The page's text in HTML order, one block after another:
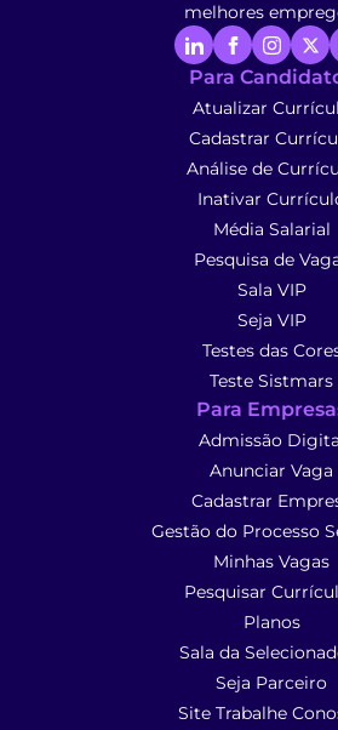
melhores
Para
Atualizar
Cadastrar
Análise de
Inativar
Média Salarial
Pesquisa de
Sala VIP
Seja VIP
Testes das
Teste Sistmars
Para
Admissão
Anunciar Vaga
Cadastrar
Gestão do Processo
Minhas Vagas
Pesquisar
Planos
Sala da
Seja Parceiro
Site Trabalhe